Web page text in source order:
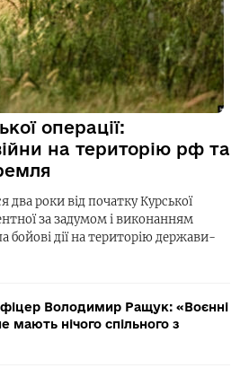
операції:
на територію рф та
два роки від початку Курської
за задумом і виконанням
бойові дії на територію держави-
Володимир Ращук: «Воєнні
мають нічого спільного з